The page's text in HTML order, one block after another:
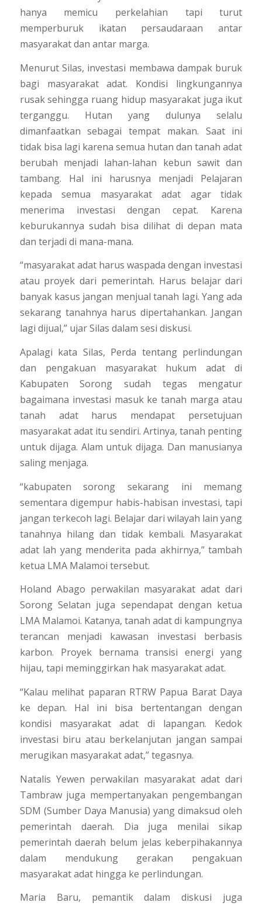
hanya memicu perkelahian tapi turut
memperburuk ikatan persaudaraan antar
masyarakat dan antar marga.
Menurut Silas, investasi membawa dampak buruk
bagi masyarakat adat. Kondisi lingkungannya
rusak sehingga ruang hidup masyarakat juga ikut
terganggu. Hutan yang dulunya selalu
dimanfaatkan sebagai tempat makan. Saat ini
tidak bisa lagi karena semua hutan dan tanah adat
berubah menjadi lahan-lahan kebun sawit dan
tambang. Hal ini harusnya menjadi Pelajaran
kepada semua masyarakat adat agar tidak
menerima investasi dengan cepat. Karena
keburukannya sudah bisa dilihat di depan mata
dan terjadi di mana-mana.
“masyarakat adat harus waspada dengan investasi
atau proyek dari pemerintah. Harus belajar dari
banyak kasus jangan menjual tanah lagi. Yang ada
sekarang tanahnya harus dipertahankan. Jangan
lagi dijual,” ujar Silas dalam sesi diskusi.
Apalagi kata Silas, Perda tentang perlindungan
dan pengakuan masyarakat hukum adat di
Kabupaten Sorong sudah tegas mengatur
bagaimana investasi masuk ke tanah marga atau
tanah adat harus mendapat persetujuan
masyarakat adat itu sendiri. Artinya, tanah penting
untuk dijaga. Alam untuk dijaga. Dan manusianya
saling menjaga.
“kabupaten sorong sekarang ini memang
sementara digempur habis-habisan investasi, tapi
jangan terkecoh lagi. Belajar dari wilayah lain yang
tanahnya hilang dan tidak kembali. Masyarakat
adat lah yang menderita pada akhirnya,” tambah
ketua LMA Malamoi tersebut.
Holand Abago perwakilan masyarakat adat dari
Sorong Selatan juga sependapat dengan ketua
LMA Malamoi. Katanya, tanah adat di kampungnya
terancan menjadi kawasan investasi berbasis
karbon. Proyek bernama transisi energi yang
hijau, tapi meminggirkan hak masyarakat adat.
“Kalau melihat paparan RTRW Papua Barat Daya
ke depan. Hal ini bisa bertentangan dengan
kondisi masyarakat adat di lapangan. Kedok
investasi biru atau berkelanjutan jangan sampai
merugikan masyarakat adat,” tegasnya.
Natalis Yewen perwakilan masyarakat adat dari
Tambraw juga mempertanyakan pengembangan
SDM (Sumber Daya Manusia) yang dimaksud oleh
pemerintah daerah. Dia juga menilai sikap
pemerintah daerah belum jelas keberpihakannya
dalam mendukung gerakan pengakuan
masyarakat adat hingga ke perlindungan.
Maria Baru, pemantik dalam diskusi juga